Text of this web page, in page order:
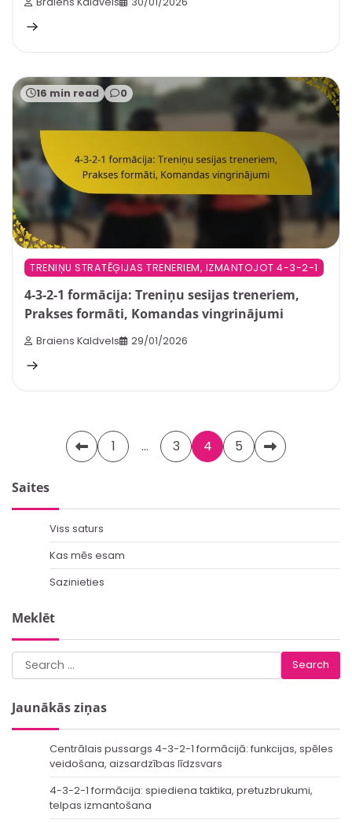
16 min read 0
TRENIŅU STRATĒĢIJAS TRENERIEM, IZMANTOJOT 4-3-2-1
4-3-2-1 formācija: Treniņu sesijas treneriem,
Prakses formāti, Komandas vingrinājumi
Braiens Kaldvels 29/01/2026
1 … 3 4 5
Saites
Viss saturs
Kas mēs esam
Sazinieties
Meklēt
Search
for:
Jaunākās ziņas
Centrālais pussargs 4-3-2-1 formācijā: funkcijas, spēles
veidošana, aizsardzības līdzsvars
4-3-2-1 formācija: spiediena taktika, pretuzbrukumi,
telpas izmantošana